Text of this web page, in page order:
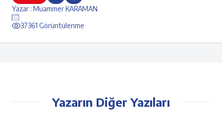
Yazar : Muammer KARAMAN
37361 Görüntülenme
Yazarın Diğer Yazıları